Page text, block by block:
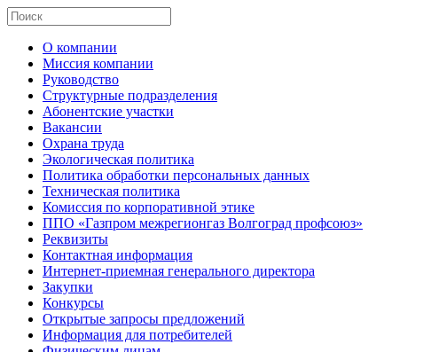
О компании
Миссия компании
Руководство
Структурные подразделения
Абонентские участки
Вакансии
Охрана труда
Экологическая политика
Политика обработки персональных данных
Техническая политика
Комиссия по корпоративной этике
ППО «Газпром межрегионгаз Волгоград профсоюз»
Реквизиты
Контактная информация
Интернет-приемная генерального директора
Закупки
Конкурсы
Открытые запросы предложений
Информация для потребителей